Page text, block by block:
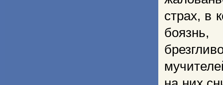
страх, в
боязнь,